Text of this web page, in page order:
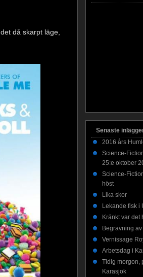
då skarpt läge,
Senaste
2016 års
Science-
25:e oktober
Science-
höst
Lika skor
Lekande fisk i
Kränkt var det
Begravning
Vernissage
Arbetsdag i
Tidig morgon,
Karasjok